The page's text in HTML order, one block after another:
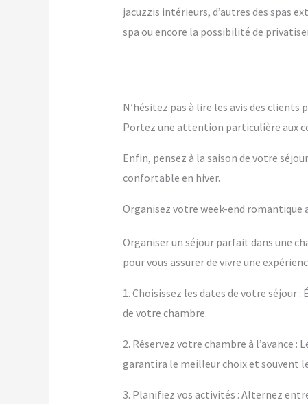
jacuzzis intérieurs, d’autres des spas
spa ou encore la possibilité de
N’hésitez pas à lire les avis des
Portez une attention particulière aux
Enfin, pensez à la saison de votre
confortable en hiver.
Organisez votre week-end romantique
Organiser un séjour parfait dans une
pour vous assurer de vivre une
1. Choisissez les dates de votre
de votre chambre.
2. Réservez votre chambre à l’avance
garantira le meilleur choix et souvent
3. Planifiez vos activités : Alternez